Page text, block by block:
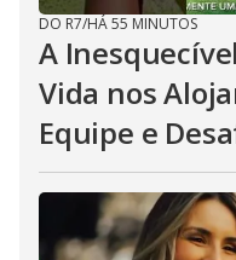
DO R7/HÁ 55 MINUTOS
A
Vida nos
Equipe e